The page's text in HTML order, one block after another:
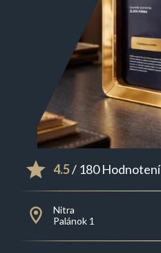
4.5/ 180 Hodnotení
Nitra
Palánok 1